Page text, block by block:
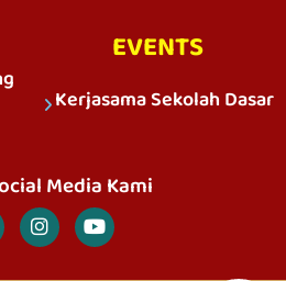
EVENTS
Kerjasama Sekolah Dasar
Media Kami